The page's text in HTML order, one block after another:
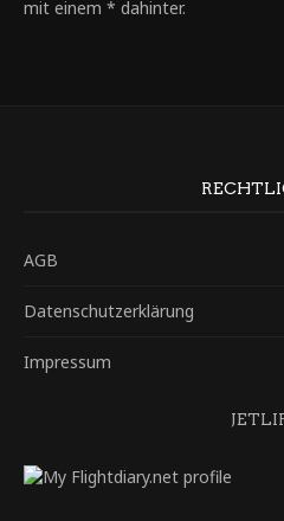
mit einem * dahinter.
AGB
Datenschutzerklärung
Impressum